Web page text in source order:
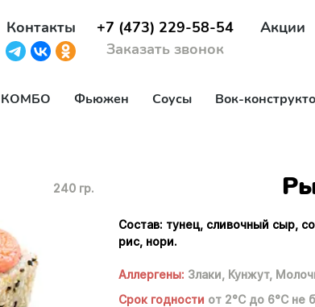
Контакты
+7 (473) 229-58-54
Заказать звонок
Акции
КОМБО Фьюжен Соусы Вок-
240 гр.
Состав: тунец, сливочный сыр,
рис, нори.
Аллергены: Злаки, Кунжут,
Срок годности от 2°С до 6°С не